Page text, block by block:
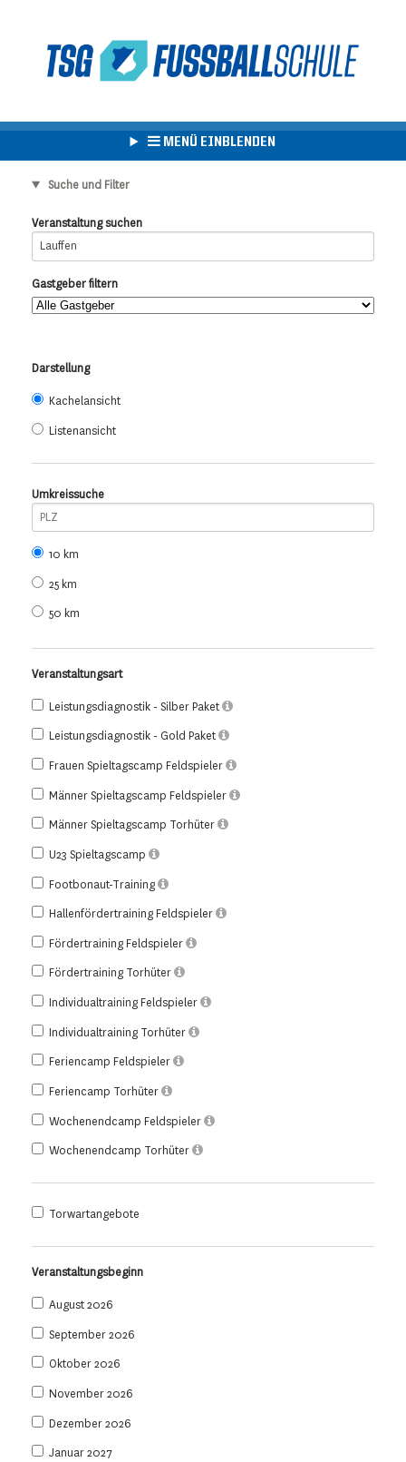
MENÜ EINBLENDEN
Suche und Filter
Veranstaltung suchen
Gastgeber filtern
Darstellung
Kachelansicht
Listenansicht
Umkreissuche
10 km
25 km
50 km
Veranstaltungsart
Leistungsdiagnostik - Silber Paket
Leistungsdiagnostik - Gold Paket
Frauen Spieltagscamp Feldspieler
Männer Spieltagscamp Feldspieler
Männer Spieltagscamp Torhüter
U23 Spieltagscamp
Footbonaut-Training
Hallenfördertraining Feldspieler
Fördertraining Feldspieler
Fördertraining Torhüter
Individualtraining Feldspieler
Individualtraining Torhüter
Feriencamp Feldspieler
Feriencamp Torhüter
Wochenendcamp Feldspieler
Wochenendcamp Torhüter
Torwartangebote
Veranstaltungsbeginn
August 2026
September 2026
Oktober 2026
November 2026
Dezember 2026
Januar 2027